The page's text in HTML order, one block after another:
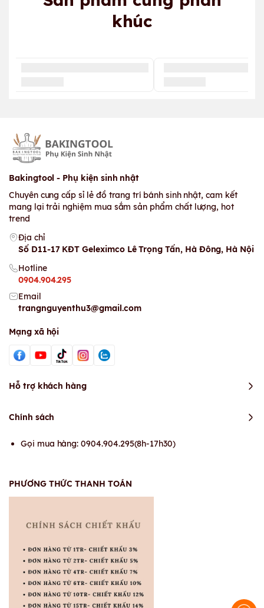
khúc
Bakingtool - Phụ kiện sinh nhật
Chuyên cung cấp sỉ lẻ đồ trang trí bánh sinh nhật, cam kết
mang lại trải nghiệm mua sắm sản phẩm chất lượng, hot
trend
Địa chỉ
Số D11-17 KĐT Geleximco Lê Trọng Tấn, Hà Đông, Hà Nội
Hotline
0904.904.295
Email
trangnguyenthu3@gmail.com
Mạng xã hội
Hỗ trợ khách hàng
Chính sách
Gọi mua hàng: 0904.904.295(8h-17h30)
PHƯƠNG THỨC THANH TOÁN